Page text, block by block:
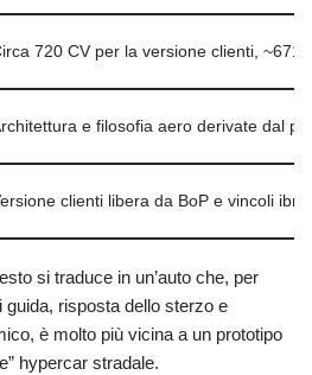
720 CV per la versione clienti, ~671
e filosofia aero derivate dal
clienti libera da BoP e vincoli
si traduce in un’auto che, per
risposta dello sterzo e
è molto più vicina a un prototipo
hypercar stradale.